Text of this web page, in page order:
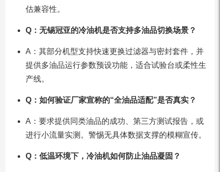
估兼容性。
Q：无锡冠亚的冷油机是否支持多油品切换场景？
A：其部分机型支持快速更换过滤器与密封套件，并
提供多油品运行参数预设功能，适合试验台或柔性生
产线。
Q：如何验证厂家宣称的“全油品适配”是否真实？
A：要求提供同类油品的成功、第三方测试报告，或
进行小流量实测。警惕无具体数据支撑的模糊宣传。
Q：低温环境下，冷油机如何防止油品凝固？